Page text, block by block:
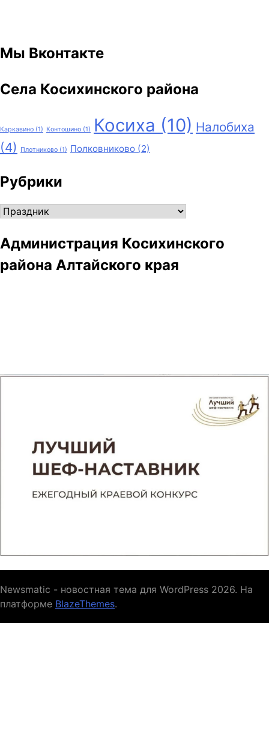
Мы Вконтакте
Села Косихинского района
Каркавино (1) Контошино (1) Косиха (10) Налобиха
(4)
Плотниково (1) Полковниково (2)
Рубрики
Рубрики
Администрация Косихинского
района Алтайского края
Newsmatic - новостная тема для WordPress 2026. На
платформе BlazeThemes.